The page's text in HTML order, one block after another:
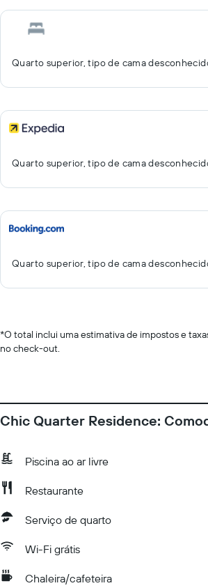
Quarto superior, tipo de cama
Quarto superior, tipo de cama
Quarto superior, tipo de cama
*O total inclui uma estimativa de impostos e
no check-out.
Chic Quarter Residence:
Piscina ao ar livre
Restaurante
Serviço de quarto
Wi-Fi grátis
Chaleira/cafeteira